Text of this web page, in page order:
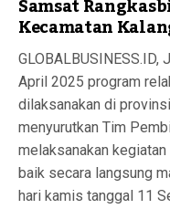
Kecamatan
April 2025 program
dilaksanakan di
menyurutkan Tim
melaksanakan
baik secara langsung
hari kamis tanggal 11